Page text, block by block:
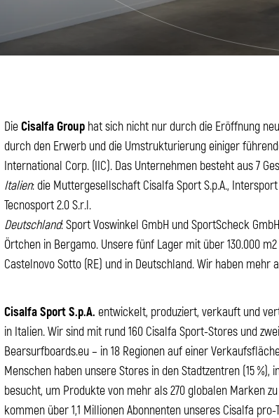
DieCisalfa Group hat sich nicht nur durch die Eröffnung
durch den Erwerb und die Umstrukturierung einiger
International Corp. (IIC). Das Unternehmen besteht aus 7
Italien: die Muttergesellschaft Cisalfa Sport S.p.A.,
Tecnosport 2.0 S.r.l.
Deutschland: Sport Voswinkel GmbH und SportScheck
Örtchen in Bergamo. Unsere fünf Lager mit über 130.000
Castelnovo Sotto (RE) und in Deutschland. Wir haben mehr
Cisalfa Sport S.p.A. entwickelt, produziert, verkauft und
in Italien. Wir sind mit rund 160 Cisalfa Sport-Stores und
Bearsurfboards.eu – in 18 Regionen auf einer
Menschen haben unsere Stores in den Stadtzentren (15 %),
besucht, um Produkte von mehr als 270 globalen Marken
kommen über 1,1 Millionen Abonnenten unseres Cisalfa